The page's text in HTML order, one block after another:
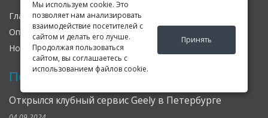
Мы используем cookie. Это
позволяет нам анализировать
взаимодействие посетителей с
сайтом и делать его лучше.
Продолжая пользоваться
сайтом, вы соглашаетесь с
использованием файлов cookie.
Принять
Главная О нас
Оплата
Доставка
Новости
Оферта Соглашение
Последние новости
Открылся клубный сервис Geely в Петербурге